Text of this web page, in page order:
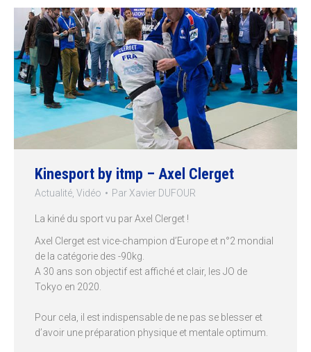
Kinesport by itmp – Axel Clerget
Actualité Vidéo Par Xavier DUFOUR
La kiné du sport vu par Axel Clerget !
Axel Clerget est vice-champion d’Europe et n°2 mondial
de la catégorie des -90kg.
A 30 ans son objectif est affiché et clair, les JO de
Tokyo en 2020.
Pour cela, il est indispensable de ne pas se blesser et
d’avoir une préparation physique et mentale optimum.